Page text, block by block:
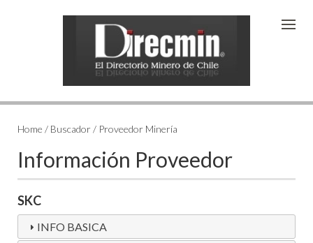
Home / Buscador / Proveedor Minería
Información Proveedor
SKC
INFO BASICA